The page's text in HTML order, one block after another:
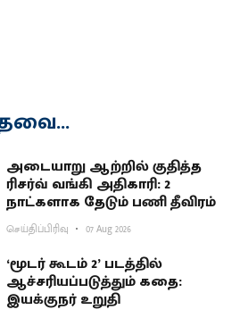
அடையாறு ஆற்றில் குதித்த
ரிசர்வ் வங்கி அதிகாரி: 2
நாட்களாக தேடும் பணி தீவிரம்
செய்திப்பிரிவு 07 Aug 2026
‘மூடர் கூடம் 2’ படத்தில்
ஆச்சரியப்படுத்​தும் கதை:
இயக்குநர் உறுதி